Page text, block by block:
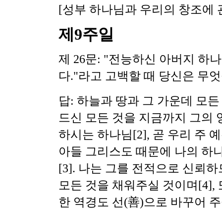
[성부 하나님과 우리의 창조에
제9주일
제 26문: "전능하신 아버지 하
다."라고 고백할 때 당신은 무
답: 하늘과 땅과 그 가운데 모
드신 모든 것을 지금까지 그의
하시는 하나님[2], 곧 우리 주
아들 그리스도 때문에 나의 하
[3]. 나는 그를 전적으로 신뢰
모든 것을 채워주실 것이며[4],
한 역경도 선(善)으로 바꾸어